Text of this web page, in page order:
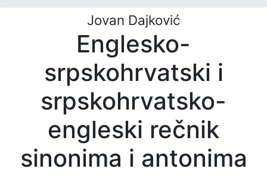
Jovan Dajković
Englesko-
srpskohrvatski i
srpskohrvatsko-
engleski rečnik
sinonima i antonima